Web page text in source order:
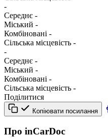
-
Середнє -
Міський -
Комбіновані -
Сільська місцевість -
-
Середнє -
Міський -
Комбіновані -
Сільська місцевість -
Поділитися
Копіювати посилання
Про inCarDoc